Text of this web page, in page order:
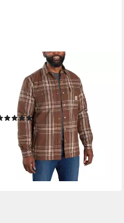
Hemdjacke Carhartt
FLANNEL SHERPA LINED
SHIRT JAC 105430 (1-St)
(4)
93,47 € UVP129,99 €
lieferbar - in 2-3 Werktagen bei dir